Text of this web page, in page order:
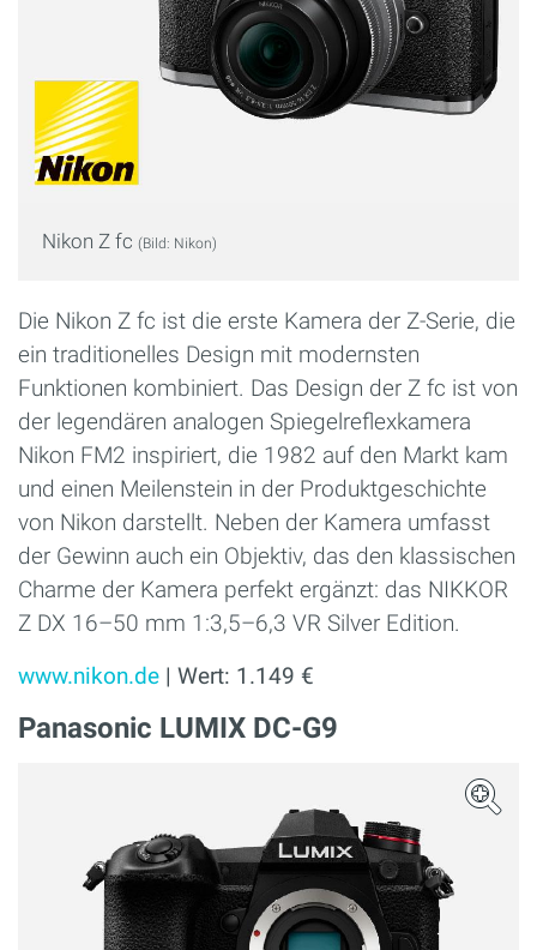
Nikon Z fc (Bild: Nikon)
Die Nikon Z fc ist die erste Kamera der Z-Serie, die
ein traditionelles Design mit modernsten
Funktionen kombiniert. Das Design der Z fc ist von
der legendären analogen Spiegelreflexkamera
Nikon FM2 inspiriert, die 1982 auf den Markt kam
und einen Meilenstein in der Produktgeschichte
von Nikon darstellt. Neben der Kamera umfasst
der Gewinn auch ein Objektiv, das den klassischen
Charme der Kamera perfekt ergänzt: das NIKKOR
Z DX 16–50 mm 1:3,5–6,3 VR Silver Edition.
www.nikon.de | Wert: 1.149 €
Panasonic LUMIX DC-G9